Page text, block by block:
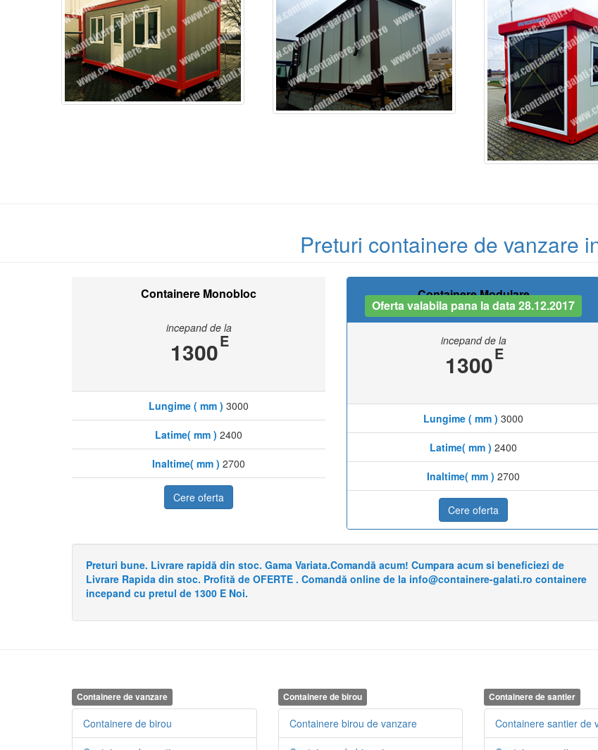
Preturi containere de vanzare
Containere Monobloc
incepand de la
1300E
Lungime ( mm ) 3000
Latime( mm ) 2400
Inaltime( mm ) 2700
Cere oferta
Containere Modulare
Oferta valabila pana la data 28.12.2017
incepand de la
1300E
Lungime ( mm ) 3000
Latime( mm ) 2400
Inaltime( mm ) 2700
Cere oferta
Preturi bune. Livrare rapidă din stoc. Gama Variata.Comandă acum! Cumpara acum si beneficiezi de
Livrare Rapida din stoc. Profită de OFERTE . Comandă online de la info@containere-galati.ro containere
incepand cu pretul de 1300 E Noi.
Containere de vanzare
Containere de birou
Containere de birou
Containere birou de vanzare
Containere de santier
Containere santier de